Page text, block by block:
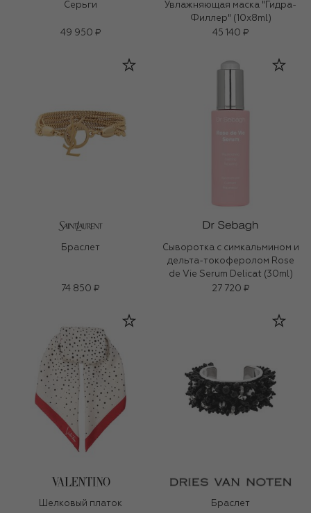
Серьги
49 950 ₽
Увлажняющая маска "Гидра-
Филлер" (10x8ml)
45 140 ₽
Браслет
74 850 ₽
Сыворотка с симкальмином и
дельта-токоферолом Rose
de Vie Serum Delicat (30ml)
27 720 ₽
Шелковый платок
Браслет